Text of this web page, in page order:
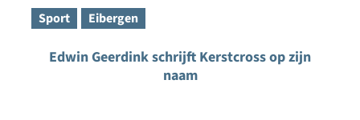
Sport Eibergen
Edwin Geerdink schrijft Kerstcross op zijn
naam